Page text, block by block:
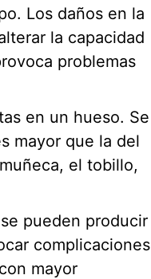
Los daños en la
la capacidad
problemas
en un hueso. Se
mayor que la del
el tobillo,
pueden producir
complicaciones
mayor